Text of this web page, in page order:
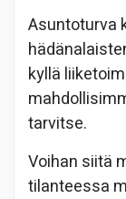
Asuntoturva
kyllä
tarvitse.
Voihan siitä
tilanteessa